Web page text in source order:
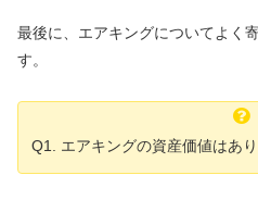
最後に、エアキングについてよく
す。
Q1. エアキングの資産価値はあ